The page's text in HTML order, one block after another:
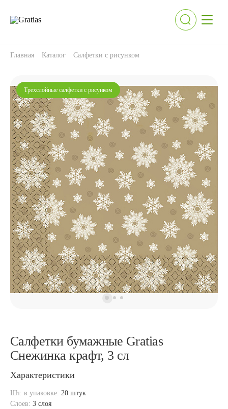
Главная Каталог Салфетки с рисунком
Трехслойные салфетки с рисунком
Салфетки бумажные Gratias
Снежинка крафт, 3 сл
Характеристики
Шт. в упаковке: 20 штук
Слоев: 3 слоя